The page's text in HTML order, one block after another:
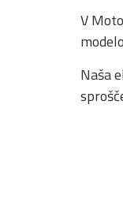
V
Naša